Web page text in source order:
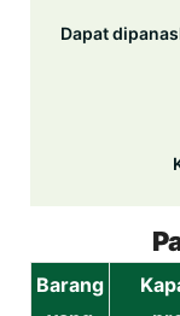
Dapat
Barang